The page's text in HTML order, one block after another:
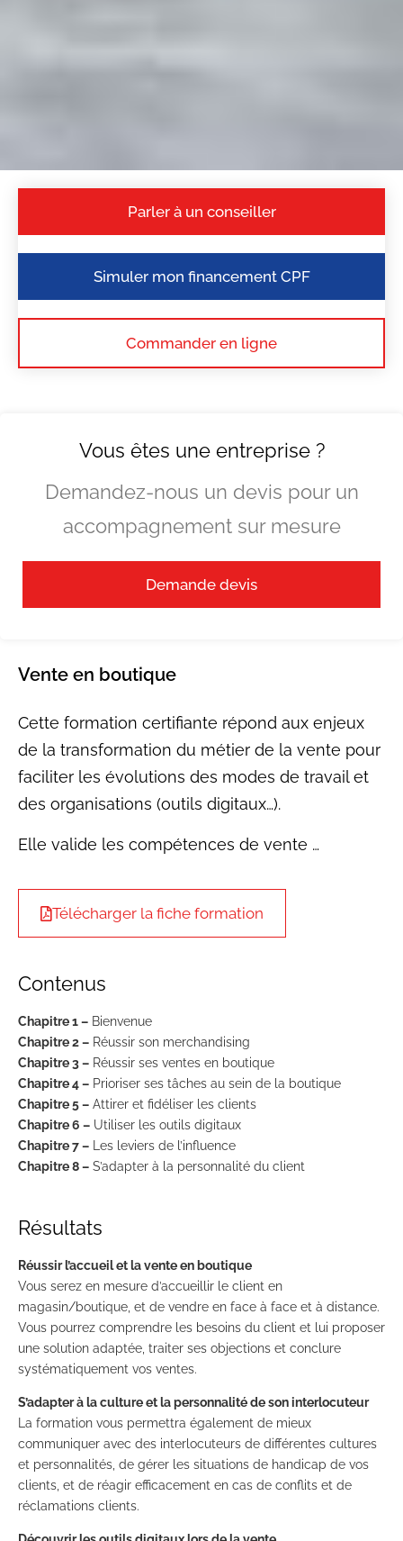
Parler à un conseiller
Simuler mon financement CPF
Commander en ligne
Vous êtes une entreprise ?
Demandez-nous un devis pour un
accompagnement sur mesure
Demande devis
Vente en boutique
Cette formation certifiante répond aux enjeux
de la transformation du métier de la vente pour
faciliter les évolutions des modes de travail et
des organisations (outils digitaux…).
Elle valide les compétences de vente …
Télécharger la fiche formation
Contenus
Chapitre 1 – Bienvenue
Chapitre 2 – Réussir son merchandising
Chapitre 3 – Réussir ses ventes en boutique
Chapitre 4 – Prioriser ses tâches au sein de la boutique
Chapitre 5 – Attirer et fidéliser les clients
Chapitre 6 – Utiliser les outils digitaux
Chapitre 7 – Les leviers de l’influence
Chapitre 8 – S’adapter à la personnalité du client
Résultats
Réussir l’accueil et la vente en boutique
Vous serez en mesure d’accueillir le client en
magasin/boutique, et de vendre en face à face et à distance.
Vous pourrez comprendre les besoins du client et lui proposer
une solution adaptée, traiter ses objections et conclure
systématiquement vos ventes.
S’adapter à la culture et la personnalité de son interlocuteur
La formation vous permettra également de mieux
communiquer avec des interlocuteurs de différentes cultures
et personnalités, de gérer les situations de handicap de vos
clients, et de réagir efficacement en cas de conflits et de
réclamations clients.